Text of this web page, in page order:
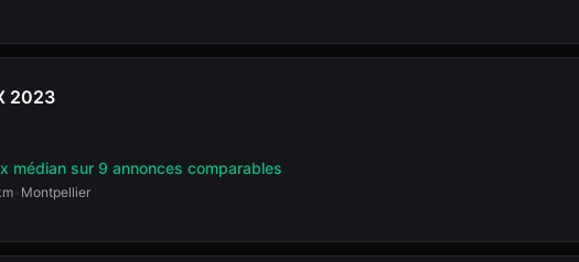
2023
médian sur 9 annonces comparables
Montpellier